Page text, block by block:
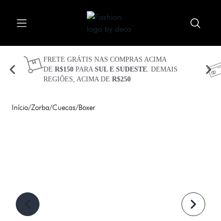
Abrir menu
Fechar menu Meu carrinho
Procurar
CUECAS
KITS
SEJA BEM VINDO(A)
FRETE GRÁTIS NAS COMPRAS ACIMA
DE R$150 PARA SUL E SUDESTE. DEMAIS
REGIÕES, ACIMA DE R$250
Início/Zorba/Cuecas/Boxer